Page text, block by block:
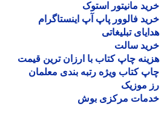
مانیتور استوک
فالوور پاپ آپ اینستاگرام
تبلیغاتی
سالت
چاپ کتاب با ارزان ترین قیمت
کتاب ویژه رتبه بندی معلمان
موزیک
مرکزی بوش